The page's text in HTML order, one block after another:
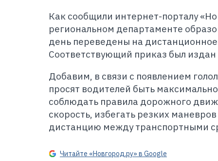
Как сообщили интернет-порталу
региональном департаменте
день переведены на
Соответствующий приказ был
Добавим, в связи с появлением
просят водителей быть
соблюдать правила дорожного
скорость, избегать резких
дистанцию между транспортными
Читайте «Новгород.ру» в Google